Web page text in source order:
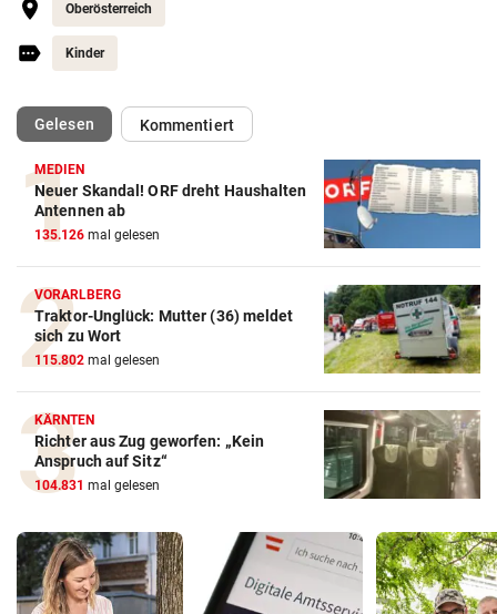
Oberösterreich
Kinder
Gelesen(ausgewählt)Kommentiert
MEDIEN
Neuer Skandal! ORF dreht Haushalten
Antennen ab
135.126 mal gelesen
VORARLBERG
Traktor-Unglück: Mutter (36) meldet
sich zu Wort
115.802 mal gelesen
KÄRNTEN
Richter aus Zug geworfen: „Kein
Anspruch auf Sitz“
104.831 mal gelesen